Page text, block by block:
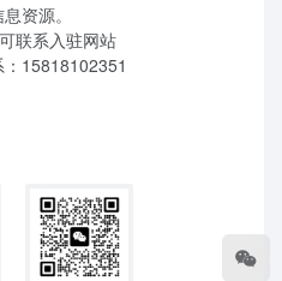
资源。
联系入驻网站
15818102351